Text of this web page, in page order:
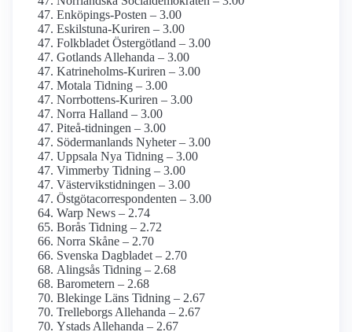
Enköpings-Posten – 3.00
Eskilstuna-Kuriren – 3.00
Folkbladet Östergötland – 3.00
Gotlands Allehanda – 3.00
Katrineholms-Kuriren – 3.00
Motala Tidning – 3.00
Norrbottens-Kuriren – 3.00
Norra Halland – 3.00
Piteå-tidningen – 3.00
Söderman­lands Nyheter – 3.00
Uppsala Nya Tidning – 3.00
Vimmerby Tidning – 3.00
Västervikstidningen – 3.00
Östgöta­correspondenten – 3.00
Warp News – 2.74
Borås Tidning – 2.72
Norra Skåne – 2.70
Svenska Dagbladet – 2.70
Alingsås Tidning – 2.68
Barometern – 2.68
Blekinge Läns Tidning – 2.67
Trelleborgs Allehanda – 2.67
Ystads Allehanda – 2.67